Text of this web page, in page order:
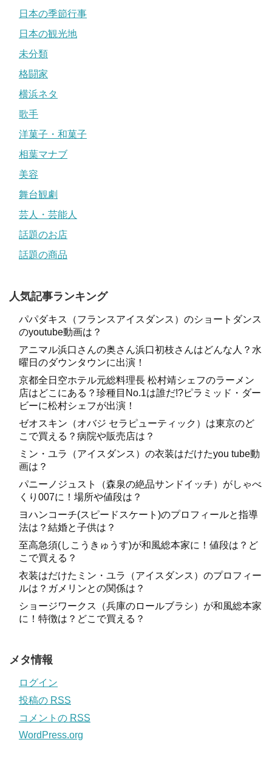
日本の季節行事
日本の観光地
未分類
格闘家
横浜ネタ
歌手
洋菓子・和菓子
相葉マナブ
美容
舞台観劇
芸人・芸能人
話題のお店
話題の商品
人気記事ランキング
パパダキス（フランスアイスダンス）のショートダンス
のyoutube動画は？
アニマル浜口さんの奥さん浜口初枝さんはどんな人？水
曜日のダウンタウンに出演！
京都全日空ホテル元総料理長 松村靖シェフのラーメン
店はどこにある？珍種目No.1は誰だ!?ピラミッド・ダー
ビーに松村シェフが出演！
ゼオスキン（オバジ セラピューティック）は東京のど
こで買える？病院や販売店は？
ミン・ユラ（アイスダンス）の衣装はだけたyou tube動
画は？
パニーノジュスト（森泉の絶品サンドイッチ）がしゃべ
くり007に！場所や値段は？
ヨハンコーチ(スピードスケート)のプロフィールと指導
法は？結婚と子供は？
至高急須(しこうきゅうす)が和風総本家に！値段は？ど
こで買える？
衣装はだけたミン・ユラ（アイスダンス）のプロフィー
ルは？ガメリンとの関係は？
ショージワークス（兵庫のロールブラシ）が和風総本家
に！特徴は？どこで買える？
メタ情報
ログイン
投稿の RSS
コメントの RSS
WordPress.org